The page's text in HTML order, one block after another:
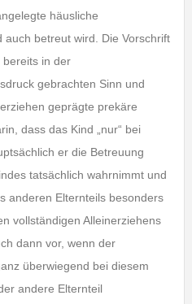
häusliche
betreut wird. Die Vorschrift
bereits in der
gebrachten Sinn und
geprägte prekäre
dass das Kind „nur“ bei
er die Betreuung
tatsächlich wahrnimmt und
anderen Elternteils besonders
vollständigen Alleinerziehens
dann vor, wenn der
überwiegend bei diesem
andere Elternteil